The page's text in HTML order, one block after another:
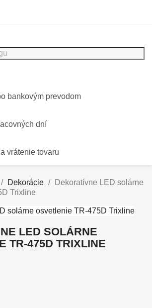
bankovým prevodom
dní
vrátenie tovaru
Dekorácie
Dekoratívne LED solárne
Trixline
LED SOLÁRNE
TR-475D TRIXLINE